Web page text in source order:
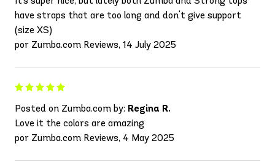
have straps that are too long and don't give support
(size XS)
por Zumba.com Reviews, 14 July 2025
Posted on Zumba.com by: Regina R.
Love it the colors are amazing
por Zumba.com Reviews, 4 May 2025